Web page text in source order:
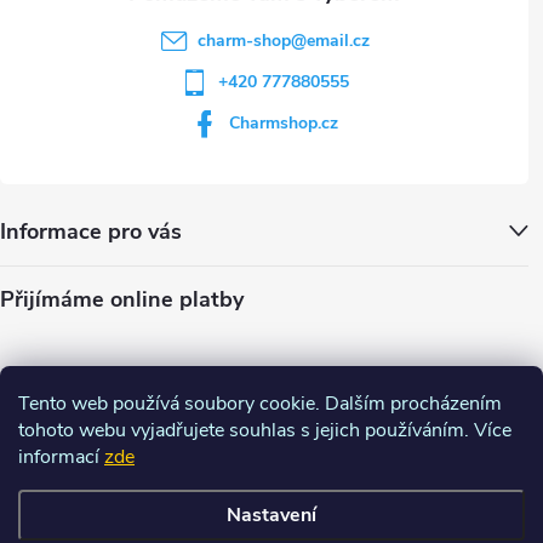
Tento web používá soubory cookie. Dalším procházením
tohoto webu vyjadřujete souhlas s jejich používáním. Více
informacízde
Nastavení
charm-shop@email.cz
+420 777880555
Charmshop.cz
Informace pro vás
Přijímáme online platby